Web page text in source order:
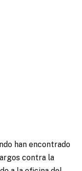
han encontrado
contra la